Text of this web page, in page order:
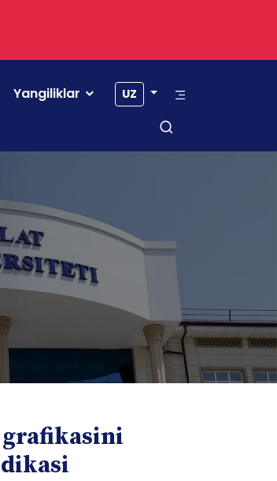
Yangiliklar UZ